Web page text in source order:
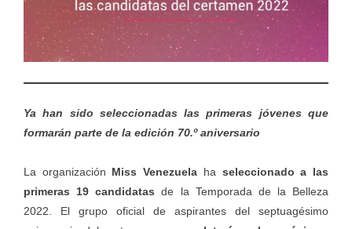
Ya han sido seleccionadas las primeras jóvenes que
formarán parte de la edición 70.º aniversario
La organización Miss Venezuela ha seleccionado a las
primeras 19 candidatas de la Temporada de la Belleza
2022. El grupo oficial de aspirantes del septuagésimo